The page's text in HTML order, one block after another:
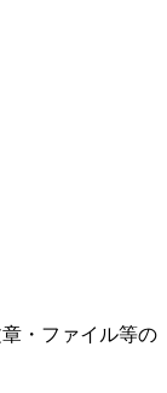
・ファイル等の